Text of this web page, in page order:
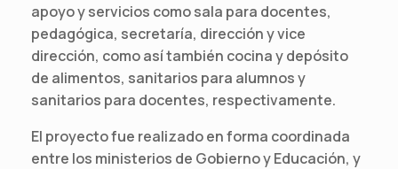
apoyo y servicios como sala para docentes,
pedagógica, secretaría, dirección y vice
dirección, como así también cocina y depósito
de alimentos, sanitarios para alumnos y
sanitarios para docentes, respectivamente.
El proyecto fue realizado en forma coordinada
entre los ministerios de Gobierno y Educación, y